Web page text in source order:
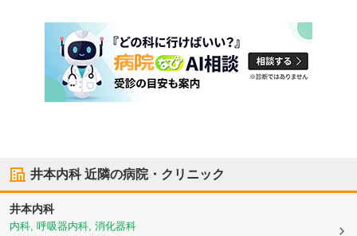
井本内科近隣の病院・クリニック
井本内科
内科, 呼吸器内科, 消化器科